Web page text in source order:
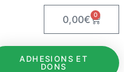
0,00€ 0
ADHESIONS ET
DONS